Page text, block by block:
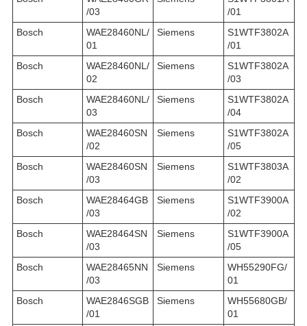
/03
/01
Bosch
WAE28460NL/
01
Siemens
S1WTF3802A
/01
Bosch
WAE28460NL/
02
Siemens
S1WTF3802A
/03
Bosch
WAE28460NL/
03
Siemens
S1WTF3802A
/04
Bosch
WAE28460SN
/02
Siemens
S1WTF3802A
/05
Bosch
WAE28460SN
/03
Siemens
S1WTF3803A
/02
Bosch
WAE28464GB
/03
Siemens
S1WTF3900A
/02
Bosch
WAE28464SN
/03
Siemens
S1WTF3900A
/05
Bosch
WAE28465NN
/03
Siemens
WH55290FG/
01
Bosch
WAE2846SGB
/01
Siemens
WH55680GB/
01